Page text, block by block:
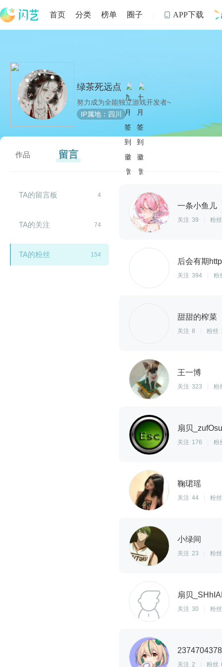
首页 分类 榜单 圈子  APP下载
绿茶死远点
努力成为全能独立游戏开发者~
IP属地：四川
作品 留言
TA的留言板 4
TA的关注 74
TA的粉丝 154
一条小鱼儿
关注 39 粉丝
后会有期http
关注 394 粉
甜甜的榨菜
关注 8 粉丝
王一博
关注 323 粉
扇贝
关注 176 粉
鞠珺瑶
关注 44 粉丝
小绿间
关注 23 粉丝
扇贝
关注 30 粉丝
2374704378
关注 2 粉丝